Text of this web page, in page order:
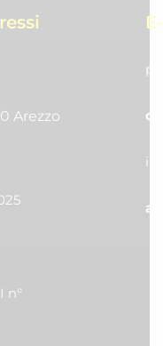
Arezzo
n°